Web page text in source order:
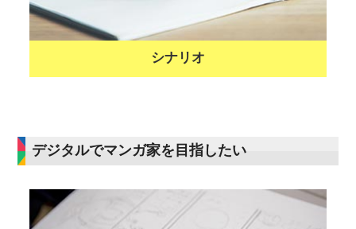
シナリオ
デジタルでマンガ家を目指したい